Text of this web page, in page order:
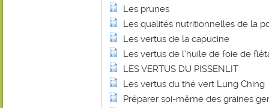
Les prunes
Les qualités nutritionnelles de la
Les vertus de la capucine
Les vertus de l’huile de foie de
LES VERTUS DU PISSENLIT
Les vertus du thé vert Lung Ching
Préparer soi-même des graines